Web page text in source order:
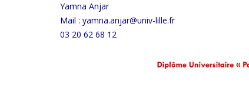
Yamna Anjar
Mail : yamna.anjar@univ-lille.fr
03 20 62 68 12